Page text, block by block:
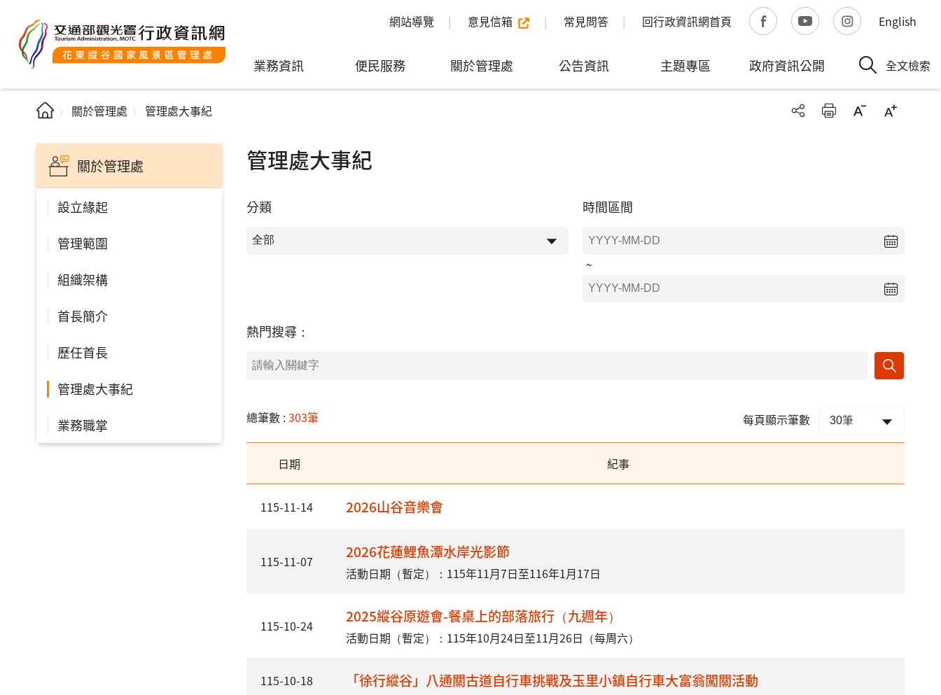
網站導覽 意見信箱 常見問答 回行政資訊網首頁 English
業務資訊 便民服務 關於管理處 公告資訊 主題專區 政府資訊公開 全文檢索
關於管理處 管理處大事紀
關於管理處
設立緣起
管理範圍
組織架構
首長簡介
歷任首長
管理處大事紀
業務職掌
管理處大事紀
分類 時間區間
熱門搜尋：
總筆數 :303筆 每頁顯示筆數
日期 紀事
115-11-14 2026山谷音樂會
115-11-07 2026花蓮鯉魚潭水岸光影節
活動日期（暫定）：115年11月7日至116年1月17日
115-10-24 2025縱谷原遊會-餐桌上的部落旅行（九週年）
活動日期（暫定）：115年10月24日至11月26日（每周六）
115-10-18 「徐行縱谷」八通關古道自行車挑戰及玉里小鎮自行車大富翁闖關活動